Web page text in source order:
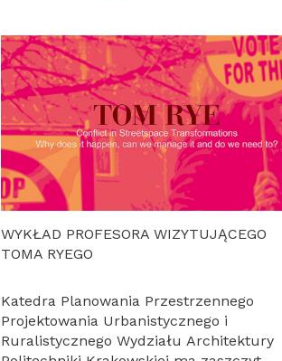
WYKŁAD PROFESORA WIZYTUJĄCEGO
TOMA RYEGO
Katedra Planowania Przestrzennego
Projektowania Urbanistycznego i
Ruralistycznego Wydziału Architektury